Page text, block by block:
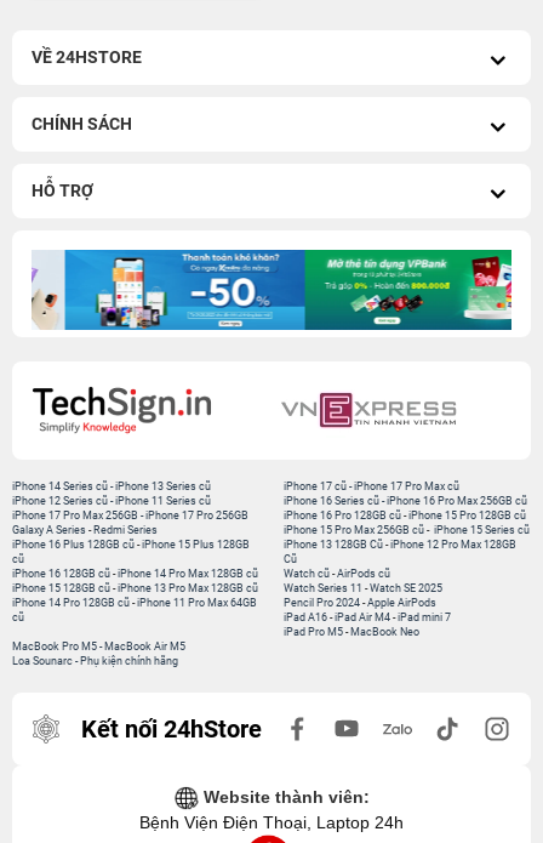
VỀ 24HSTORE
CHÍNH SÁCH
HỖ TRỢ
iPhone 14 Series cũ -iPhone 13 Series cũ
iPhone 12 Series cũ -iPhone 11 Series cũ
iPhone 17 Pro Max 256GB -iPhone 17 Pro 256GB
Galaxy A Series - Redmi Series
iPhone 17 cũ -iPhone 17 Pro Max cũ
iPhone 16 Series cũ - iPhone 16 Pro Max 256GB cũ
iPhone 16 Pro 128GB cũ -iPhone 15 Pro 128GB cũ
iPhone 15 Pro Max 256GB cũ - iPhone 15 Series cũ
iPhone 16 Plus 128GB cũ -iPhone 15 Plus 128GB
cũ
iPhone 16 128GB cũ -iPhone 14 Pro Max 128GB cũ
iPhone 15 128GB cũ -iPhone 13 Pro Max 128GB cũ
iPhone 14 Pro 128GB cũ -iPhone 11 Pro Max 64GB
cũ
iPhone 13 128GB Cũ -iPhone 12 Pro Max 128GB
Cũ
Watch cũ -AirPods cũ
Watch Series 11 -Watch SE 2025
Pencil Pro 2024 -Apple AirPods
iPad A16 -iPad Air M4 -iPad mini 7
iPad Pro M5 - MacBook Neo
MacBook Pro M5 - MacBook Air M5
Loa Sounarc - Phụ kiện chính hãng
Kết nối 24hStore
Website thành viên:
Bệnh Viện Điện Thoại, Laptop 24h